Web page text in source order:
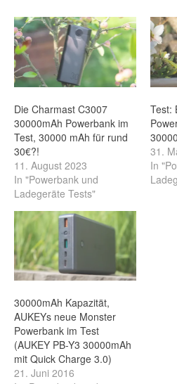
Die Charmast C3007
30000mAh Powerbank im
Test, 30000 mAh für rund
30€?!
11. August 2023
In "Powerbank und
Ladegeräte Tests"
Test:
31.
In
30000mAh Kapazität,
AUKEYs neue Monster
Powerbank im Test
(AUKEY PB-Y3 30000mAh
mit Quick Charge 3.0)
21. Juni 2016